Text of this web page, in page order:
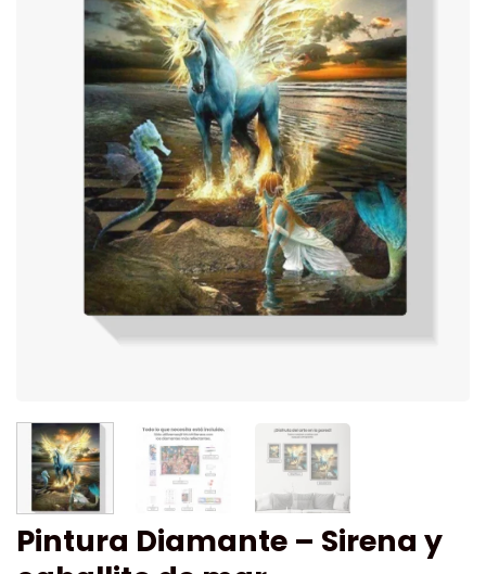
Pintura Diamante – Sirena y